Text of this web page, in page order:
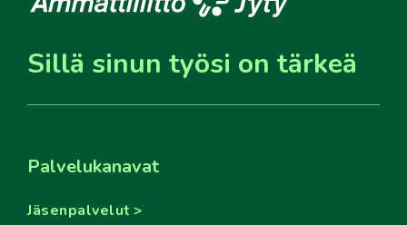
Sillä sinun työsi on tärkeä
Palvelukanavat
Jäsenpalvelut